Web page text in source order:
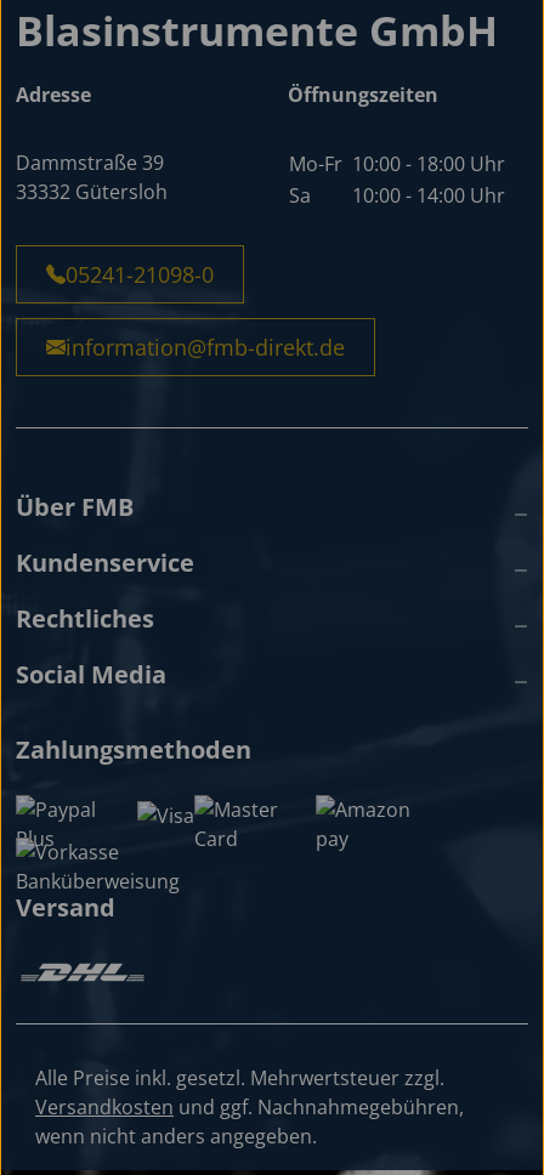
Blasinstrumente GmbH
Adresse
Dammstraße 39
33332 Gütersloh
Öffnungszeiten
Mo-Fr 10:00 - 18:00 Uhr
Sa
10:00 - 14:00 Uhr
05241-21098-0
information@fmb-direkt.de
Über FMB
Kundenservice
Rechtliches
Social Media
Zahlungsmethoden
Versand
Alle Preise inkl. gesetzl. Mehrwertsteuer zzgl.
Versandkosten und ggf. Nachnahmegebühren,
wenn nicht anders angegeben.